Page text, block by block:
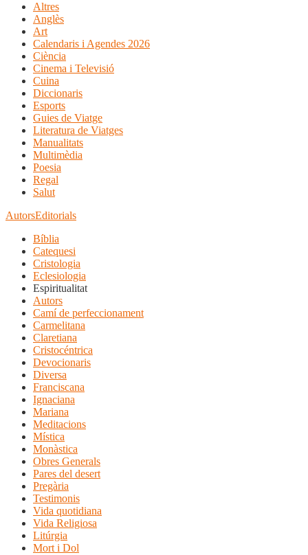
Altres
Anglès
Art
Calendaris i Agendes 2026
Ciència
Cinema i Televisió
Cuina
Diccionaris
Esports
Guies de Viatge
Literatura de Viatges
Manualitats
Multimèdia
Poesia
Regal
Salut
AutorsEditorials
Bíblia
Catequesi
Cristologia
Eclesiologia
Espiritualitat
Autors
Camí de perfeccionament
Carmelitana
Claretiana
Cristocéntrica
Devocionaris
Diversa
Franciscana
Ignaciana
Mariana
Meditacions
Mística
Monàstica
Obres Generals
Pares del desert
Pregària
Testimonis
Vida quotidiana
Vida Religiosa
Litúrgia
Mort i Dol